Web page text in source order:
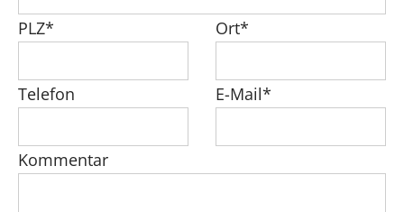
PLZ* Ort*
Telefon E-Mail*
Kommentar